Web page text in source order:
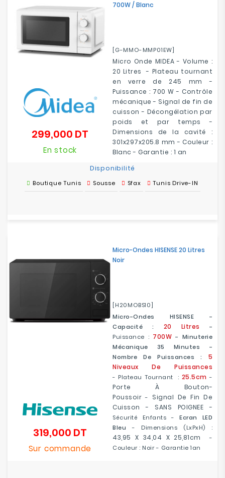
700W / Blanc
[G-MMO-MMP01EW]
Micro Onde MIDEA - Volume :
20 Litres - Plateau tournant
en verre de 245 mm -
Puissance : 700 W - Contrôle
mécanique - Signal de fin de
cuisson - Décongélation par
poids et par temps -
Dimensions de la cavité :
301x297x205.8 mm - Couleur :
Blanc - Garantie : 1 an
299,000 DT
En stock
Disponibilité
Boutique Tunis Sousse Sfax Tunis Drive-IN
Micro-Ondes HISENSE 20 Litres
Noir
[H20MOBS10]
Micro-Ondes HISENSE -
Capacité : 20 Litres -
Puissance : 700W - Minuterie
Mécanique 35 Minutes -
Nombre De Puissances : 5
Niveaux De Puissances
- Plateau Tournant : 25.5cm -
Porte À Bouton-
Poussoir - Signal De Fin De
Cuisson - SANS POIGNEE -
Sécurité Enfants - Ecran LED
Bleu - Dimensions (LxPxH) :
43,95 X 34,04 X 25,81cm
-
Couleur : Noir - Garantie 1an
319,000 DT
Sur commande